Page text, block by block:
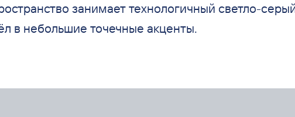
занимает технологичный светло-
в небольшие точечные акценты.